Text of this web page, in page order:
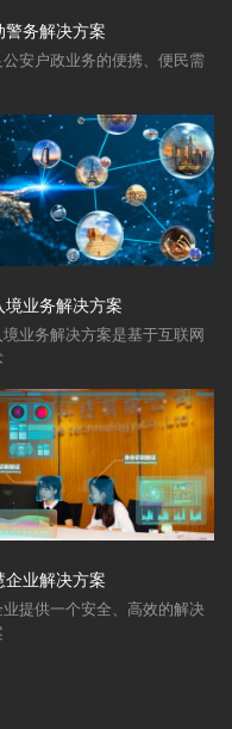
警务解决方案
公安户政业务的便携、便民需
境业务解决方案
境业务解决方案是基于互联网
企业解决方案
业提供一个安全、高效的解决